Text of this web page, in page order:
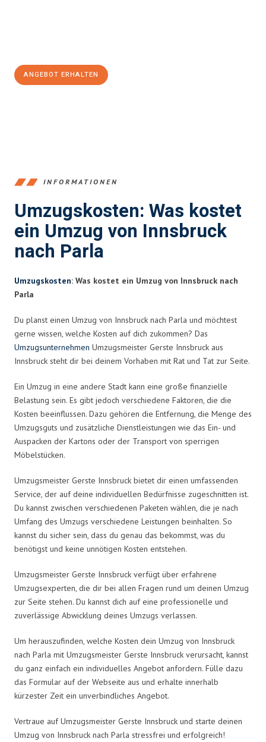
ANGEBOT ERHALTEN
INFORMATIONEN
Umzugskosten: Was kostet
ein Umzug von Innsbruck
nach Parla
Umzugskosten: Was kostet ein Umzug von Innsbruck nach
Parla
Du planst einen Umzug von Innsbruck nach Parla und möchtest
gerne wissen, welche Kosten auf dich zukommen? Das
Umzugsunternehmen Umzugsmeister Gerste Innsbruck aus
Innsbruck steht dir bei deinem Vorhaben mit Rat und Tat zur Seite.
Ein Umzug in eine andere Stadt kann eine große finanzielle
Belastung sein. Es gibt jedoch verschiedene Faktoren, die die
Kosten beeinflussen. Dazu gehören die Entfernung, die Menge des
Umzugsguts und zusätzliche Dienstleistungen wie das Ein- und
Auspacken der Kartons oder der Transport von sperrigen
Möbelstücken.
Umzugsmeister Gerste Innsbruck bietet dir einen umfassenden
Service, der auf deine individuellen Bedürfnisse zugeschnitten ist.
Du kannst zwischen verschiedenen Paketen wählen, die je nach
Umfang des Umzugs verschiedene Leistungen beinhalten. So
kannst du sicher sein, dass du genau das bekommst, was du
benötigst und keine unnötigen Kosten entstehen.
Umzugsmeister Gerste Innsbruck verfügt über erfahrene
Umzugsexperten, die dir bei allen Fragen rund um deinen Umzug
zur Seite stehen. Du kannst dich auf eine professionelle und
zuverlässige Abwicklung deines Umzugs verlassen.
Um herauszufinden, welche Kosten dein Umzug von Innsbruck
nach Parla mit Umzugsmeister Gerste Innsbruck verursacht, kannst
du ganz einfach ein individuelles Angebot anfordern. Fülle dazu
das Formular auf der Webseite aus und erhalte innerhalb
kürzester Zeit ein unverbindliches Angebot.
Vertraue auf Umzugsmeister Gerste Innsbruck und starte deinen
Umzug von Innsbruck nach Parla stressfrei und erfolgreich!